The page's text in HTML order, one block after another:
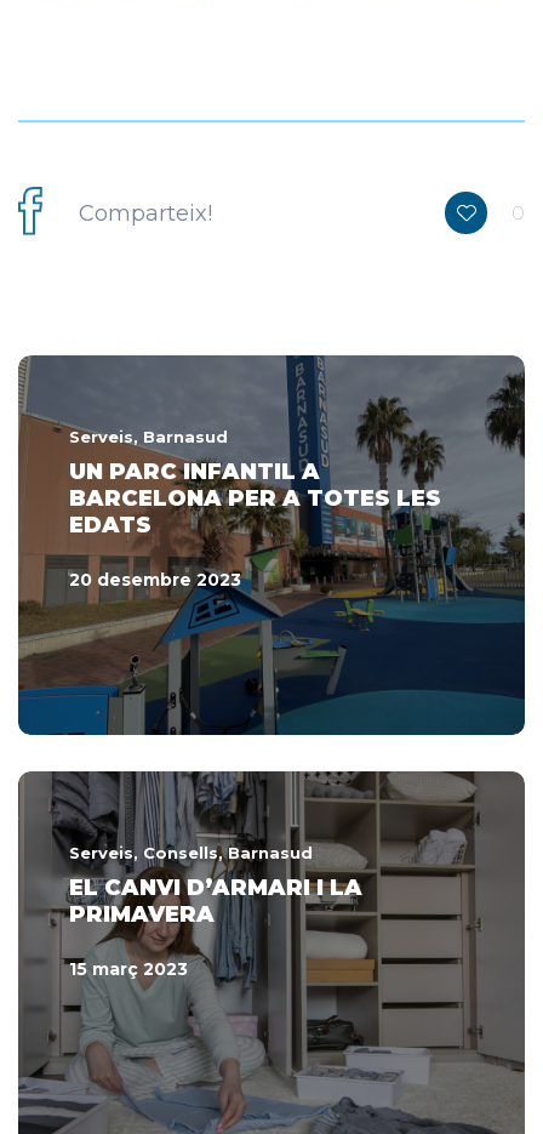
Comparteix! 0
Serveis, Barnasud
UN PARC INFANTIL A
BARCELONA PER A TOTES LES
EDATS
20 desembre 2023
Serveis, Consells, Barnasud
EL CANVI D’ARMARI I LA
PRIMAVERA
15 març 2023